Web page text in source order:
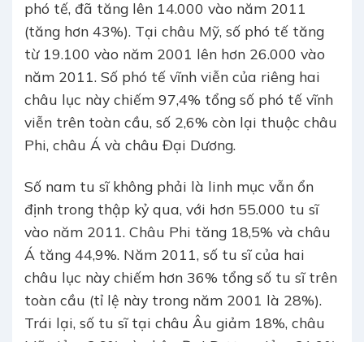
phó tế, đã tăng lên 14.000 vào năm 2011
(tăng hơn 43%). Tại châu Mỹ, số phó tế tăng
từ 19.100 vào năm 2001 lên hơn 26.000 vào
năm 2011. Số phó tế vĩnh viễn của riêng hai
châu lục này chiếm 97,4% tổng số phó tế vĩnh
viễn trên toàn cầu, số 2,6% còn lại thuộc châu
Phi, châu Á và châu Đại Dương.
Số nam tu sĩ không phải là linh mục vẫn ổn
định trong thập kỷ qua, với hơn 55.000 tu sĩ
vào năm 2011. Châu Phi tăng 18,5% và châu
Á tăng 44,9%. Năm 2011, số tu sĩ của hai
châu lục này chiếm hơn 36% tổng số tu sĩ trên
toàn cầu (tỉ lệ này trong năm 2001 là 28%).
Trái lại, số tu sĩ tại châu Âu giảm 18%, châu